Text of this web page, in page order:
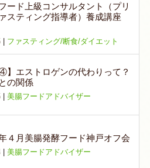
ード上級コンサルタント（プリ
スティング指導者）養成講座
| ファスティング/断食/ダイエット
④】エストロゲンの代わりって？
の関係
| 美腸フードアドバイザー
４月美腸発酵フード神戸オフ会
| 美腸フードアドバイザー